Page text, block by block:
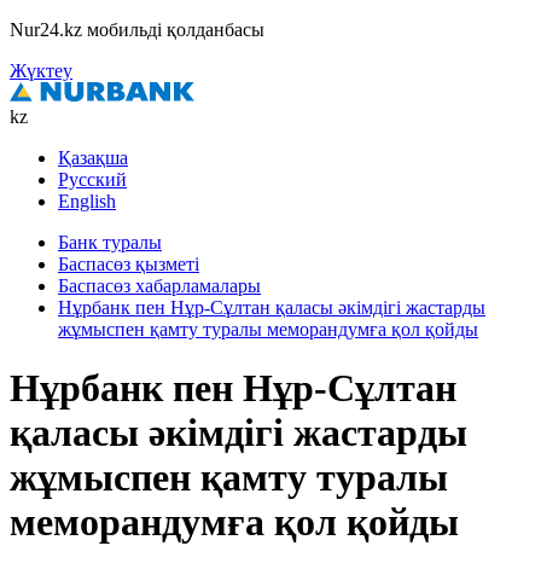
Nur24.kz мобильді қолданбасы
Жүктеу
kz
Қазақша
Русский
English
Банк туралы
Баспасөз қызметі
Баспасөз хабарламалары
Нұрбанк пен Нұр-Сұлтан қаласы әкімдігі жастарды
жұмыспен қамту туралы меморандумға қол қойды
Нұрбанк пен Нұр-Сұлтан
қаласы әкімдігі жастарды
жұмыспен қамту туралы
меморандумға қол қойды